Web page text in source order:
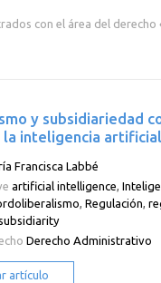
con el área del derecho
y subsidiariedad
la inteligencia artificial
Francisca Labbé
artificial intelligence,
,Regulación,
Derecho Administrativo
artículo